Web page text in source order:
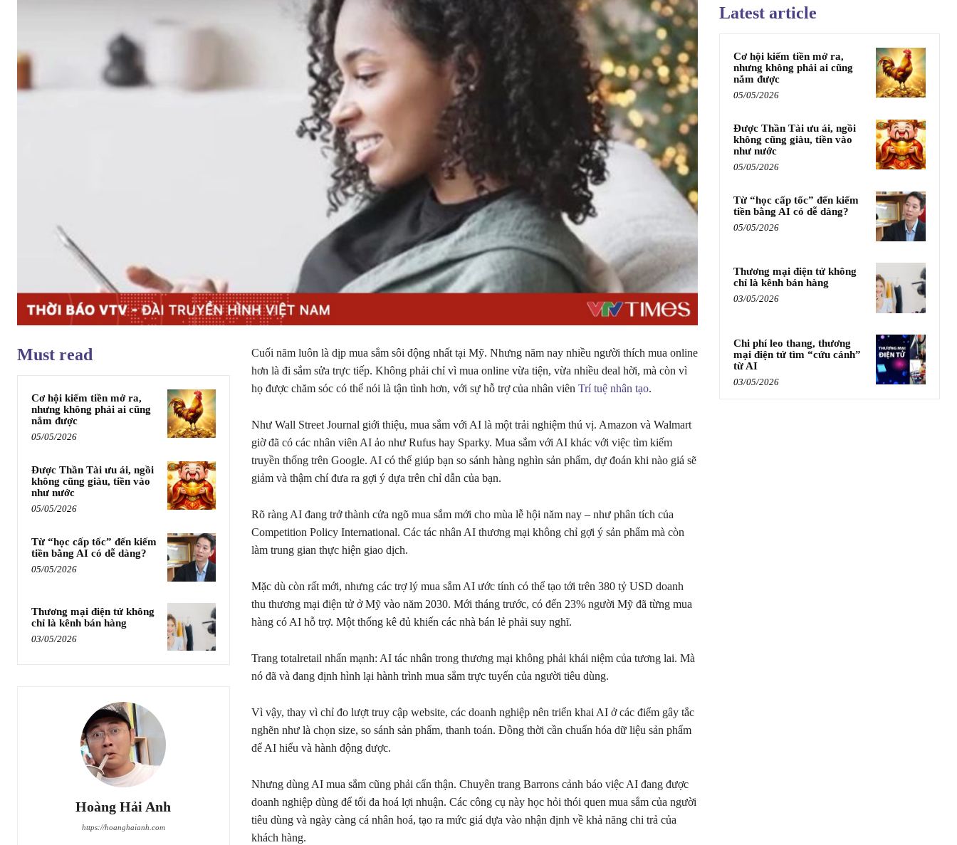
Must read
Cơ hội kiếm tiền mở ra,
nhưng không phải ai cũng
nắm được
05/05/2026
Được Thần Tài ưu ái, ngồi
không cũng giàu, tiền vào
như nước
05/05/2026
Từ “học cấp tốc” đến kiếm
tiền bằng AI có dễ dàng?
05/05/2026
Thương mại điện tử không
chỉ là kênh bán hàng
03/05/2026
Hoàng Hải Anh
https://hoanghaianh.com
Cuối năm luôn là dịp mua sắm sôi động nhất tại Mỹ. Nhưng năm nay nhiều người thích mua online
hơn là đi sắm sửa trực tiếp. Không phải chỉ vì mua online vừa tiện, vừa nhiều deal hời, mà còn vì
họ được chăm sóc có thể nói là tận tình hơn, với sự hỗ trợ của nhân viên Trí tuệ nhân tạo.
Như Wall Street Journal giới thiệu, mua sắm với AI là một trải nghiệm thú vị. Amazon và Walmart
giờ đã có các nhân viên AI ảo như Rufus hay Sparky. Mua sắm với AI khác với việc tìm kiếm
truyền thống trên Google. AI có thể giúp bạn so sánh hàng nghìn sản phẩm, dự đoán khi nào giá sẽ
giảm và thậm chí đưa ra gợi ý dựa trên chỉ dẫn của bạn.
Rõ ràng AI đang trở thành cửa ngõ mua sắm mới cho mùa lễ hội năm nay – như phân tích của
Competition Policy International. Các tác nhân AI thương mại không chỉ gợi ý sản phẩm mà còn
làm trung gian thực hiện giao dịch.
Mặc dù còn rất mới, nhưng các trợ lý mua sắm AI ước tính có thể tạo tới trên 380 tỷ USD doanh
thu thương mại điện tử ở Mỹ vào năm 2030. Mới tháng trước, có đến 23% người Mỹ đã từng mua
hàng có AI hỗ trợ. Một thống kê đủ khiến các nhà bán lẻ phải suy nghĩ.
Trang totalretail nhấn mạnh: AI tác nhân trong thương mại không phải khái niệm của tương lai. Mà
nó đã và đang định hình lại hành trình mua sắm trực tuyến của người tiêu dùng.
Vì vậy, thay vì chỉ đo lượt truy cập website, các doanh nghiệp nên triển khai AI ở các điểm gây tắc
nghẽn như là chọn size, so sánh sản phẩm, thanh toán. Đồng thời cần chuẩn hóa dữ liệu sản phẩm
để AI hiểu và hành động được.
Nhưng dùng AI mua sắm cũng phải cẩn thận. Chuyên trang Barrons cảnh báo việc AI đang được
doanh nghiệp dùng để tối đa hoá lợi nhuận. Các công cụ này học hỏi thói quen mua sắm của người
tiêu dùng và ngày càng cá nhân hoá, tạo ra mức giá dựa vào nhận định về khả năng chi trả của
khách hàng.
Latest article
Cơ hội kiếm tiền mở ra,
nhưng không phải ai cũng
nắm được
05/05/2026
Được Thần Tài ưu ái, ngồi
không cũng giàu, tiền vào
như nước
05/05/2026
Từ “học cấp tốc” đến kiếm
tiền bằng AI có dễ dàng?
05/05/2026
Thương mại điện tử không
chỉ là kênh bán hàng
03/05/2026
Chi phí leo thang, thương
mại điện tử tìm “cứu cánh”
từ AI
03/05/2026